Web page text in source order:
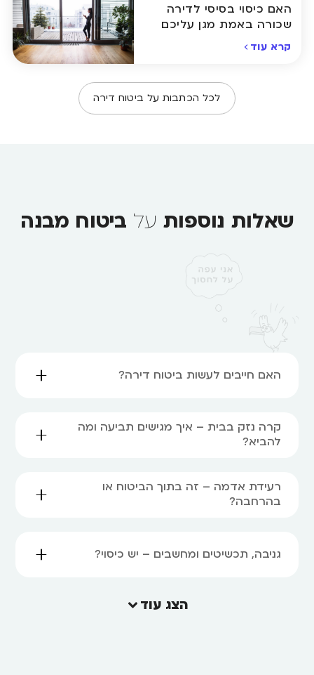
האם כיסוי בסיסי לדירה
שכורה באמת מגן עליכם
קרא עוד
לכל הכתבות על ביטוח דירה
שאלות נוספותעלביטוח מבנה
האם חייבים לעשות ביטוח דירה?
קרה נזק בבית – איך מגישים תביעה ומה
להביא?
רעידת אדמה – זה בתוך הביטוח או
בהרחבה?
גניבה, תכשיטים ומחשבים – יש כיסוי?
הצג עוד